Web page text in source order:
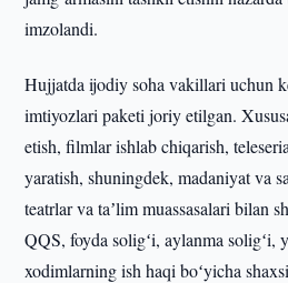
imzolandi.
Hujjatda ijodiy soha vakillari uchun
imtiyozlari paketi joriy etilgan.
etish, filmlar ishlab chiqarish,
yaratish, shuningdek, madaniyat va
teatrlar va taʼlim muassasalari bilan
QQS, foyda soligʻi, aylanma soligʻi,
xodimlarning ish haqi boʻyicha